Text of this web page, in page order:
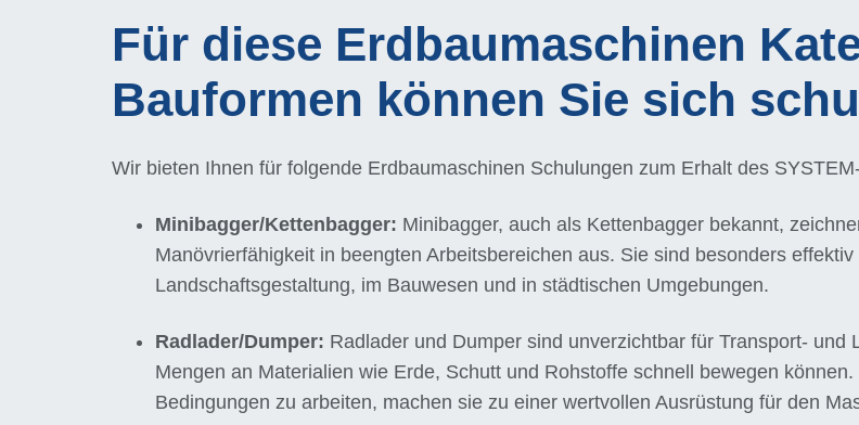
Für diese Erdbaumaschinen
Bauformen können Sie sich
Wir bieten Ihnen für folgende Erdbaumaschinen Schulungen zum Erhalt des
Minibagger/Kettenbagger: Minibagger, auch als Kettenbagger bekannt,
Manövrierfähigkeit in beengten Arbeitsbereichen aus. Sie sind besonders
Landschaftsgestaltung, im Bauwesen und in städtischen Umgebungen.
Radlader/Dumper: Radlader und Dumper sind unverzichtbar für Transport-
Mengen an Materialien wie Erde, Schutt und Rohstoffe schnell bewegen
Bedingungen zu arbeiten, machen sie zu einer wertvollen Ausrüstung für den